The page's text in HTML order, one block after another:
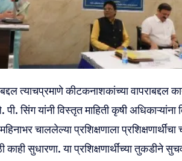
त्याचप्रमाणे कीटकनाशकांच्या
सिंग यांनी विस्तृत माहिती कृषी
चाललेल्या प्रशिक्षणाला प्रशिक्षणार्थींचा
काही सुधारणा. या प्रशिक्षणार्थींच्या तुकडीने